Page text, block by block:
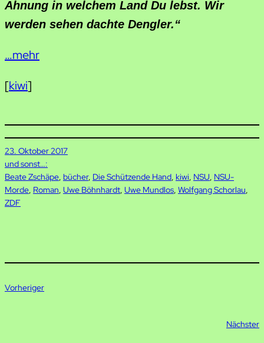
Ahnung in welchem Land Du lebst. Wir
werden sehen dachte Dengler.“
…mehr
[kiwi]
23. Oktober 2017
und sonst…:
Beate Zschäpe, bücher, Die Schützende Hand, kiwi, NSU, NSU-
Morde, Roman, Uwe Böhnhardt, Uwe Mundlos, Wolfgang Schorlau
ZDF
Vorheriger
Nächster